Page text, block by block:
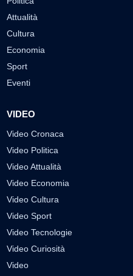
Attualità
Cultura
Economia
Sport
Eventi
VIDEO
Video Cronaca
Video Politica
Video Attualità
Video Economia
Video Cultura
Video Sport
Video Tecnologie
Video Curiosità
Video